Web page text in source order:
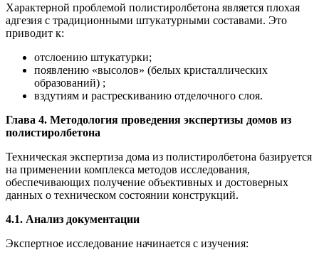
Характерной проблемой полистиролбетона является плохая
адгезия с традиционными штукатурными составами. Это
приводит к:
отслоению штукатурки;
появлению «высолов» (белых кристаллических
образований) ;
вздутиям и растрескиванию отделочного слоя.
Глава 4. Методология проведения экспертизы домов из
полистиролбетона
Техническая экспертиза дома из полистиролбетона базируется
на применении комплекса методов исследования,
обеспечивающих получение объективных и достоверных
данных о техническом состоянии конструкций.
4.1. Анализ документации
Экспертное исследование начинается с изучения: